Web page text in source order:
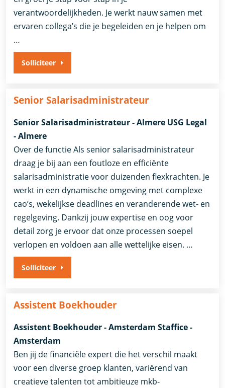
verantwoordelijkheden. Je werkt nauw samen met
ervaren collega’s die je begeleiden en je helpen om
…
Solliciteer
Senior Salarisadministrateur
Senior Salarisadministrateur - Almere USG Legal
- Almere
Over de functie Als senior salarisadministrateur
draag je bij aan een foutloze en efficiënte
salarisadministratie voor duizenden flexkrachten. Je
werkt in een dynamische omgeving met complexe
cao’s, wekelijkse deadlines en veranderende wet- en
regelgeving. Dankzij jouw expertise en oog voor
detail zorg je ervoor dat onze processen soepel
verlopen en voldoen aan alle wettelijke eisen. …
Solliciteer
Assistent Boekhouder
Assistent Boekhouder - Amsterdam Staffice -
Amsterdam
Ben jij de financiële expert die het verschil maakt
voor een diverse groep klanten, variërend van
creatieve talenten tot ambitieuze mkb-